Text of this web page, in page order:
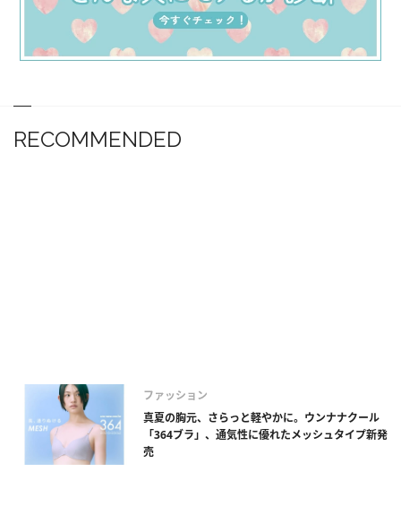
RECOMMENDED
ファッション
真夏の胸元、さらっと軽やかに。ウンナナクール
「364ブラ」、通気性に優れたメッシュタイプ新発
売